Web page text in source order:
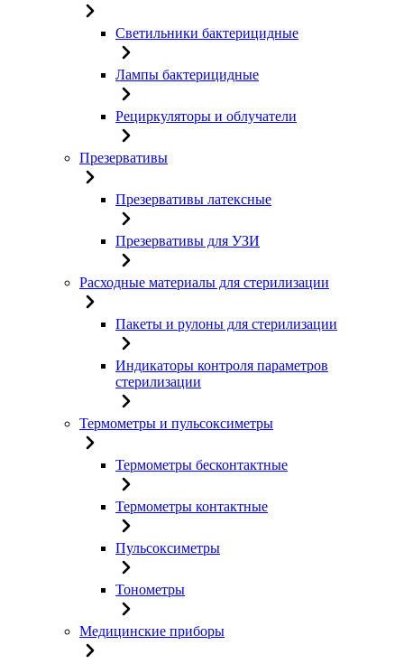
Светильники бактерицидные
Лампы бактерицидные
Рециркуляторы и облучатели
Презервативы
Презервативы латексные
Презервативы для УЗИ
Расходные материалы для стерилизации
Пакеты и рулоны для стерилизации
Индикаторы контроля параметров
стерилизации
Термометры и пульсоксиметры
Термометры бесконтактные
Термометры контактные
Пульсоксиметры
Тонометры
Медицинские приборы